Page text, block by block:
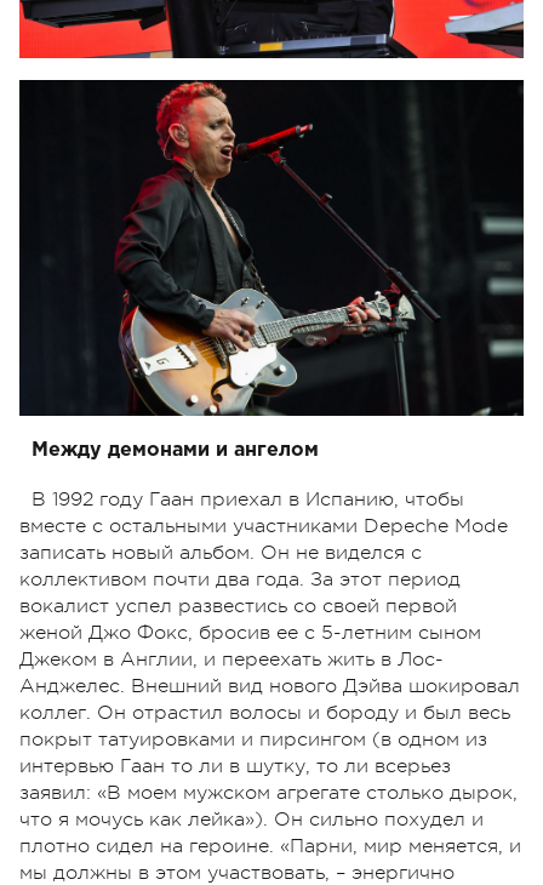
Между демонами и ангелом
В 1992 году Гаан приехал в Испанию, чтобы
вместе с остальными участниками Depeche Mode
записать новый альбом. Он не виделся с
коллективом почти два года. За этот период
вокалист успел развестись со своей первой
женой Джо Фокс, бросив ее с 5-летним сыном
Джеком в Англии, и переехать жить в Лос-
Анджелес. Внешний вид нового Дэйва шокировал
коллег. Он отрастил волосы и бороду и был весь
покрыт татуировками и пирсингом (в одном из
интервью Гаан то ли в шутку, то ли всерьез
заявил: «В моем мужском агрегате столько дырок,
что я мочусь как лейка»). Он сильно похудел и
плотно сидел на героине. «Парни, мир меняется, и
мы должны в этом участвовать, – энергично